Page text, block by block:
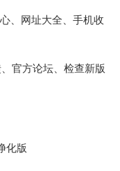
、网址大全、手机收
官方论坛、检查新版
化版